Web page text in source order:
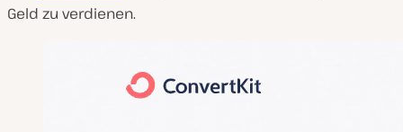
Geld zu verdienen.